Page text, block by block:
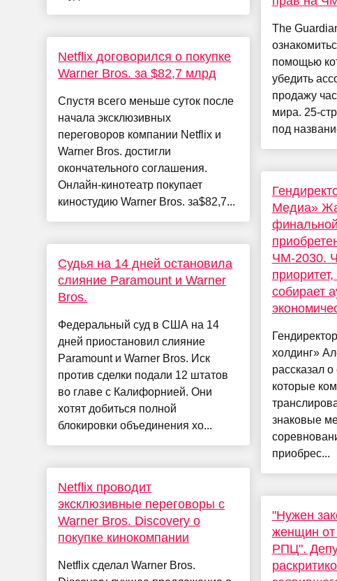
Netflix договорился о покупке
Warner Bros. за $82,7 млрд
Спустя всего меньше суток после
начала эксклюзивных
переговоров компании Netflix и
Warner Bros. достигли
окончательного соглашения.
Онлайн-кинотеатр покупает
киностудию Warner Bros. за$82,7...
Судья на 14 дней остановила
слияние Paramount и Warner
Bros.
Федеральный суд в США на 14
дней приостановил слияние
Paramount и Warner Bros. Иск
против сделки подали 12 штатов
во главе с Калифорнией. Они
хотят добиться полной
блокировки объединения хо...
Netflix проводит
эксклюзивные переговоры с
Warner Bros. Discovery о
покупке кинокомпании
Netflix сделал Warner Bros.
The
помощью
убедить
продажу
мира. 25-
под
Медиа»
ЧМ-2030.
собирает
холдинг»
рассказал
которые
знаковые
приобрес...
"Нужен
женщин от
РПЦ".